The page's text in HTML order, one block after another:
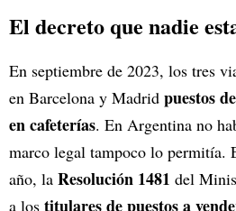
El decreto que nadie
En septiembre de 2023, los tres
en Barcelona y Madrid puestos
en cafeterías. En Argentina no
marco legal tampoco lo permitía.
año, la Resolución 1481 del
a los titulares de puestos a